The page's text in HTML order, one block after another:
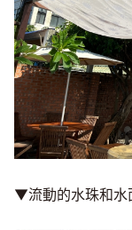
▼流動的水珠和水